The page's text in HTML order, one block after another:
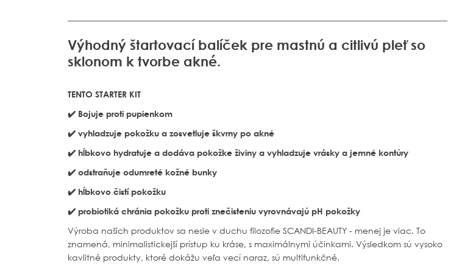
Výhodný štartovací balíček pre mastnú a citlivú pleť so
sklonom k tvorbe akné.
TENTO STARTER KIT
✔️ Bojuje proti pupienkom
✔️ vyhladzuje pokožku a zosvetluje škvrny po akné
✔️ hĺbkovo hydratuje a dodáva pokožke živiny a vyhladzuje vrásky a jemné kontúry
✔️ odstraňuje odumreté kožné bunky
✔️ hĺbkovo čistí pokožku
✔️ probiotiká chránia pokožku proti znečisteniu vyrovnávajú pH pokožky
Výroba našich produktov sa nesie v duchu filozofie SCANDI-BEAUTY - menej je viac. To
znamená, minimalistickejší prístup ku kráse, s maximálnymi účinkami. Výsledkom sú vysoko
kavlitné produkty, ktoré dokážu veľa vecí naraz, sú multifunkčné.